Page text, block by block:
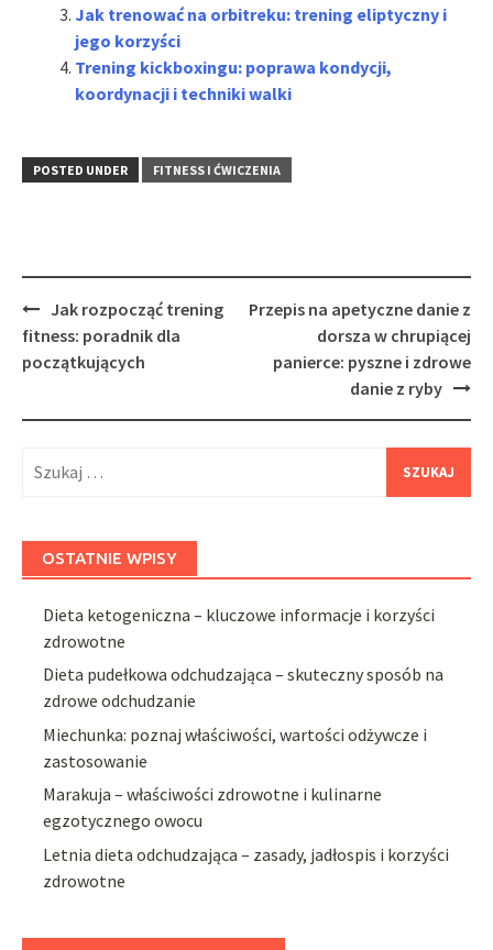
Jak trenować na orbitreku: trening eliptyczny i
jego korzyści
Trening kickboxingu: poprawa kondycji,
koordynacji i techniki walki
POSTED UNDER FITNESS I ĆWICZENIA
Post
navigation
Jak rozpocząć trening
fitness: poradnik dla
początkujących
Przepis na apetyczne danie z
dorsza w chrupiącej
panierce: pyszne i zdrowe
danie z ryby
OSTATNIE WPISY
Dieta ketogeniczna – kluczowe informacje i korzyści
zdrowotne
Dieta pudełkowa odchudzająca – skuteczny sposób na
zdrowe odchudzanie
Miechunka: poznaj właściwości, wartości odżywcze i
zastosowanie
Marakuja – właściwości zdrowotne i kulinarne
egzotycznego owocu
Letnia dieta odchudzająca – zasady, jadłospis i korzyści
zdrowotne